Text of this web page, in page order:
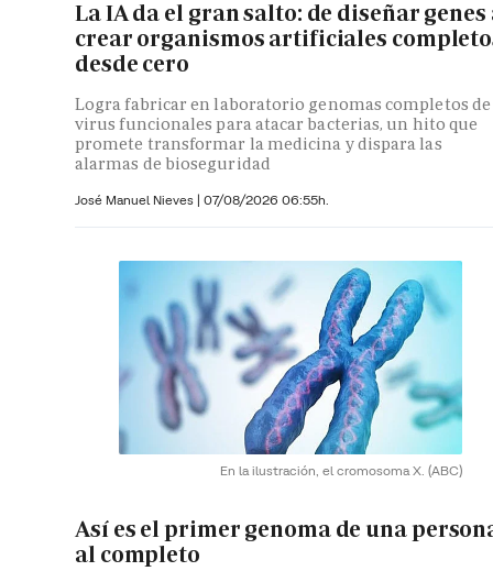
La IA da el gran salto: de diseñar genes
crear organismos artificiales
desde cero
Logra fabricar en laboratorio genomas completos de
virus funcionales para atacar bacterias, un hito que
promete transformar la medicina y dispara las
alarmas de bioseguridad
José Manuel Nieves | 07/08/2026 06:55h.
En la ilustración, el cromosoma X. (ABC)
Así es el primer genoma de una
al completo